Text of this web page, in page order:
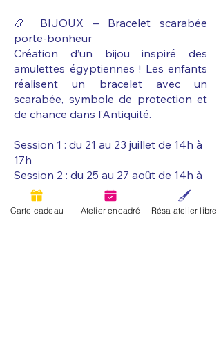
📿 BIJOUX – Bracelet scarabée
porte-bonheur
Création d’un bijou inspiré des
amulettes égyptiennes ! Les enfants
réalisent un bracelet avec un
scarabée, symbole de protection et
de chance dans l’Antiquité.
Session 1 : du 21 au 23 juillet de 14h à
17h
Session 2 : du 25 au 27 août de 14h à
17h
Carte cadeau Atelier encadré Résa atelier libre